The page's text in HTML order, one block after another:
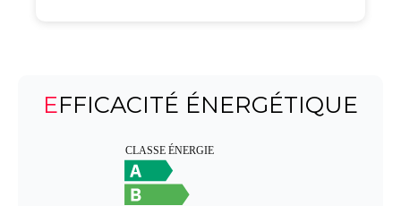
EFFICACITÉ ÉNERGÉTIQUE